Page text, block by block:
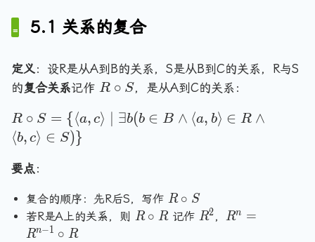
\
n
g
3
r
a
n
g
le
,
x
r
a
n
g
a
n
le
x
y
\
a
g
le
n
le
2
3
g
le
\
a
n
g
le
2
,
r
a
n
5.1 关系的复合
定义 ：设R是从A到B的关系，S是从B到C的关系，R与S
的复合关系记作 R
ci
R ∘ S，是从A到C的关系：
R
\
ci
rc
=
\
R ∘ S = {⟨a, c⟩ ∣ ∃b(b ∈ B ∧ ⟨a, b⟩ ∈ R ∧
⟨b, c⟩ ∈ S)}
要点 ：
复合的顺序：先R后S，写作 R
\
R ∘ S
若R是A上的关系，则 R
R ∘ R记作 R
R2，R
Rn =
Rn−1 ∘ R